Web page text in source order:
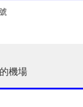
機場